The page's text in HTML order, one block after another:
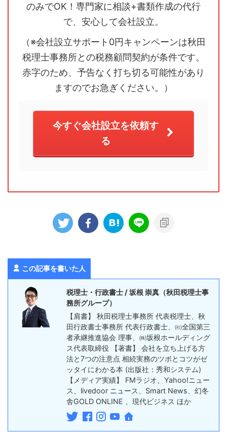
のみでOK！専門家に相談+書類作成の代行
で、安心して会社設立。
（※会社設立サポート0円キャンペーンは秋田
税理士事務所との税務顧問契約が条件です。
赤字のため、予告なく打ち切る可能性があり
ますのでお急ぎください。）
今すぐ会社設立を依頼す
る
この記事を書いた人
税理士・行政書士 / 坂根 崇真（秋田税理士事
務所グループ）
【肩書】 秋田税理士事務所 代表税理士、秋
田行政書士事務所 代表行政書士、㈳全国第三
者承継推進協会 理事、㈱坂根ホールディング
ス代表取締役 【著書】 会社を立ち上げる方
法と7つの注意点 相続実務のツボとコツがゼ
ッタイにわかる本 (出版社：秀和システム)
【メディア実績】 FMラジオ、Yahoo!ニュー
ス、livedoor ニュース、Smart News、幻冬
舎GOLD ONLINE 、現代ビジネス ほか